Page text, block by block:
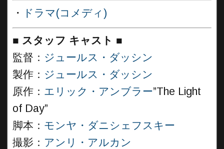
・ ドラマ(コメディ)
■ スタッフ キャスト ■
監督： ジュールス・ダッシン
製作： ジュールス・ダッシン
原作： エリック・アンブラー”The Light
of Day”
脚本： モンヤ・ダニシェフスキー
撮影： アンリ・アルカン